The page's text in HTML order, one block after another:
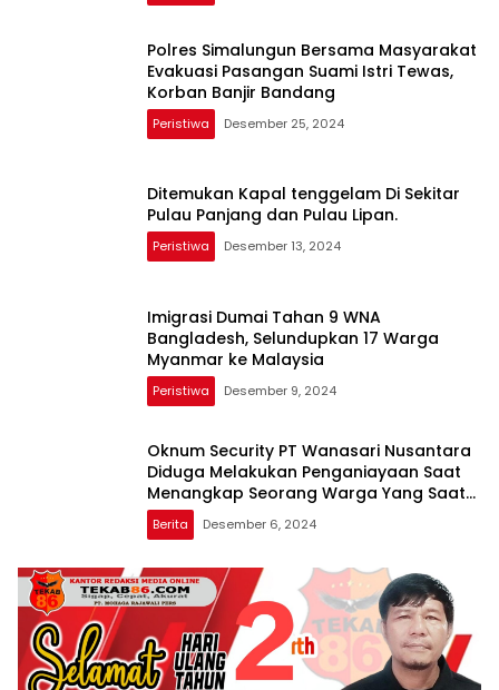
Polres Simalungun Bersama Masyarakat
Evakuasi Pasangan Suami Istri Tewas,
Korban Banjir Bandang
Peristiwa Desember 25, 2024
Ditemukan Kapal tenggelam Di Sekitar
Pulau Panjang dan Pulau Lipan.
Peristiwa Desember 13, 2024
Imigrasi Dumai Tahan 9 WNA
Bangladesh, Selundupkan 17 Warga
Myanmar ke Malaysia
Peristiwa Desember 9, 2024
Oknum Security PT Wanasari Nusantara
Diduga Melakukan Penganiayaan Saat
Menangkap Seorang Warga Yang Saat
Ini Menjadi Tahanan
Berita Desember 6, 2024